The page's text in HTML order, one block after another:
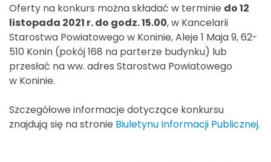
Oferty na konkurs można składać w terminie do 12
listopada 2021 r. do godz. 15.00, w Kancelarii
Starostwa Powiatowego w Koninie, Aleje 1 Maja 9, 62-
510 Konin (pokój 168 na parterze budynku) lub
przesłać na ww. adres Starostwa Powiatowego
w Koninie.
Szczegółowe informacje dotyczące konkursu
znajdują się na stronie Biuletynu Informacji Publicznej.